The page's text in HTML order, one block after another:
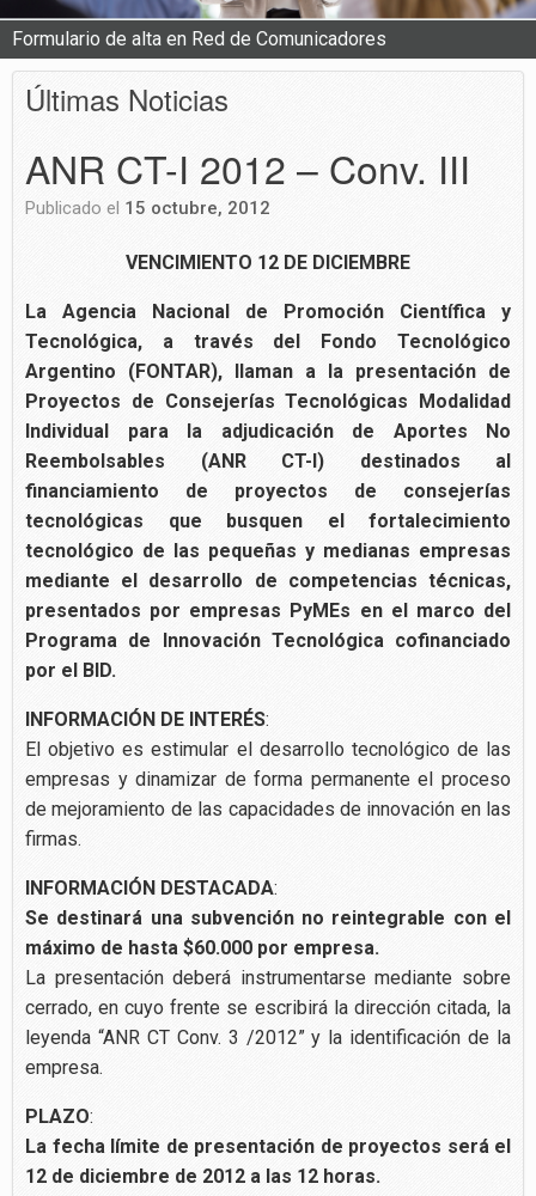
Formulario de alta en Red de Comunicadores
Últimas Noticias
ANR CT-I 2012 – Conv. III
Publicado el 15 octubre, 2012
VENCIMIENTO 12 DE DICIEMBRE
La Agencia Nacional de Promoción Científica y
Tecnológica, a través del Fondo Tecnológico
Argentino (FONTAR), llaman a la presentación de
Proyectos de Consejerías Tecnológicas Modalidad
Individual para la adjudicación de Aportes No
Reembolsables (ANR CT-I) destinados al
financiamiento de proyectos de consejerías
tecnológicas que busquen el fortalecimiento
tecnológico de las pequeñas y medianas empresas
mediante el desarrollo de competencias técnicas,
presentados por empresas PyMEs en el marco del
Programa de Innovación Tecnológica cofinanciado
por el BID.
INFORMACIÓN DE INTERÉS:
El objetivo es estimular el desarrollo tecnológico de las
empresas y dinamizar de forma permanente el proceso
de mejoramiento de las capacidades de innovación en las
firmas.
INFORMACIÓN DESTACADA:
Se destinará una subvención no reintegrable con el
máximo de hasta $60.000 por empresa.
La presentación deberá instrumentarse mediante sobre
cerrado, en cuyo frente se escribirá la dirección citada, la
leyenda “ANR CT Conv. 3 /2012” y la identificación de la
empresa.
PLAZO:
La fecha límite de presentación de proyectos será el
12 de diciembre de 2012 a las 12 horas.